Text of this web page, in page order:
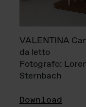
VALENTINA
da letto
Fotografo:
Sternbach
Download